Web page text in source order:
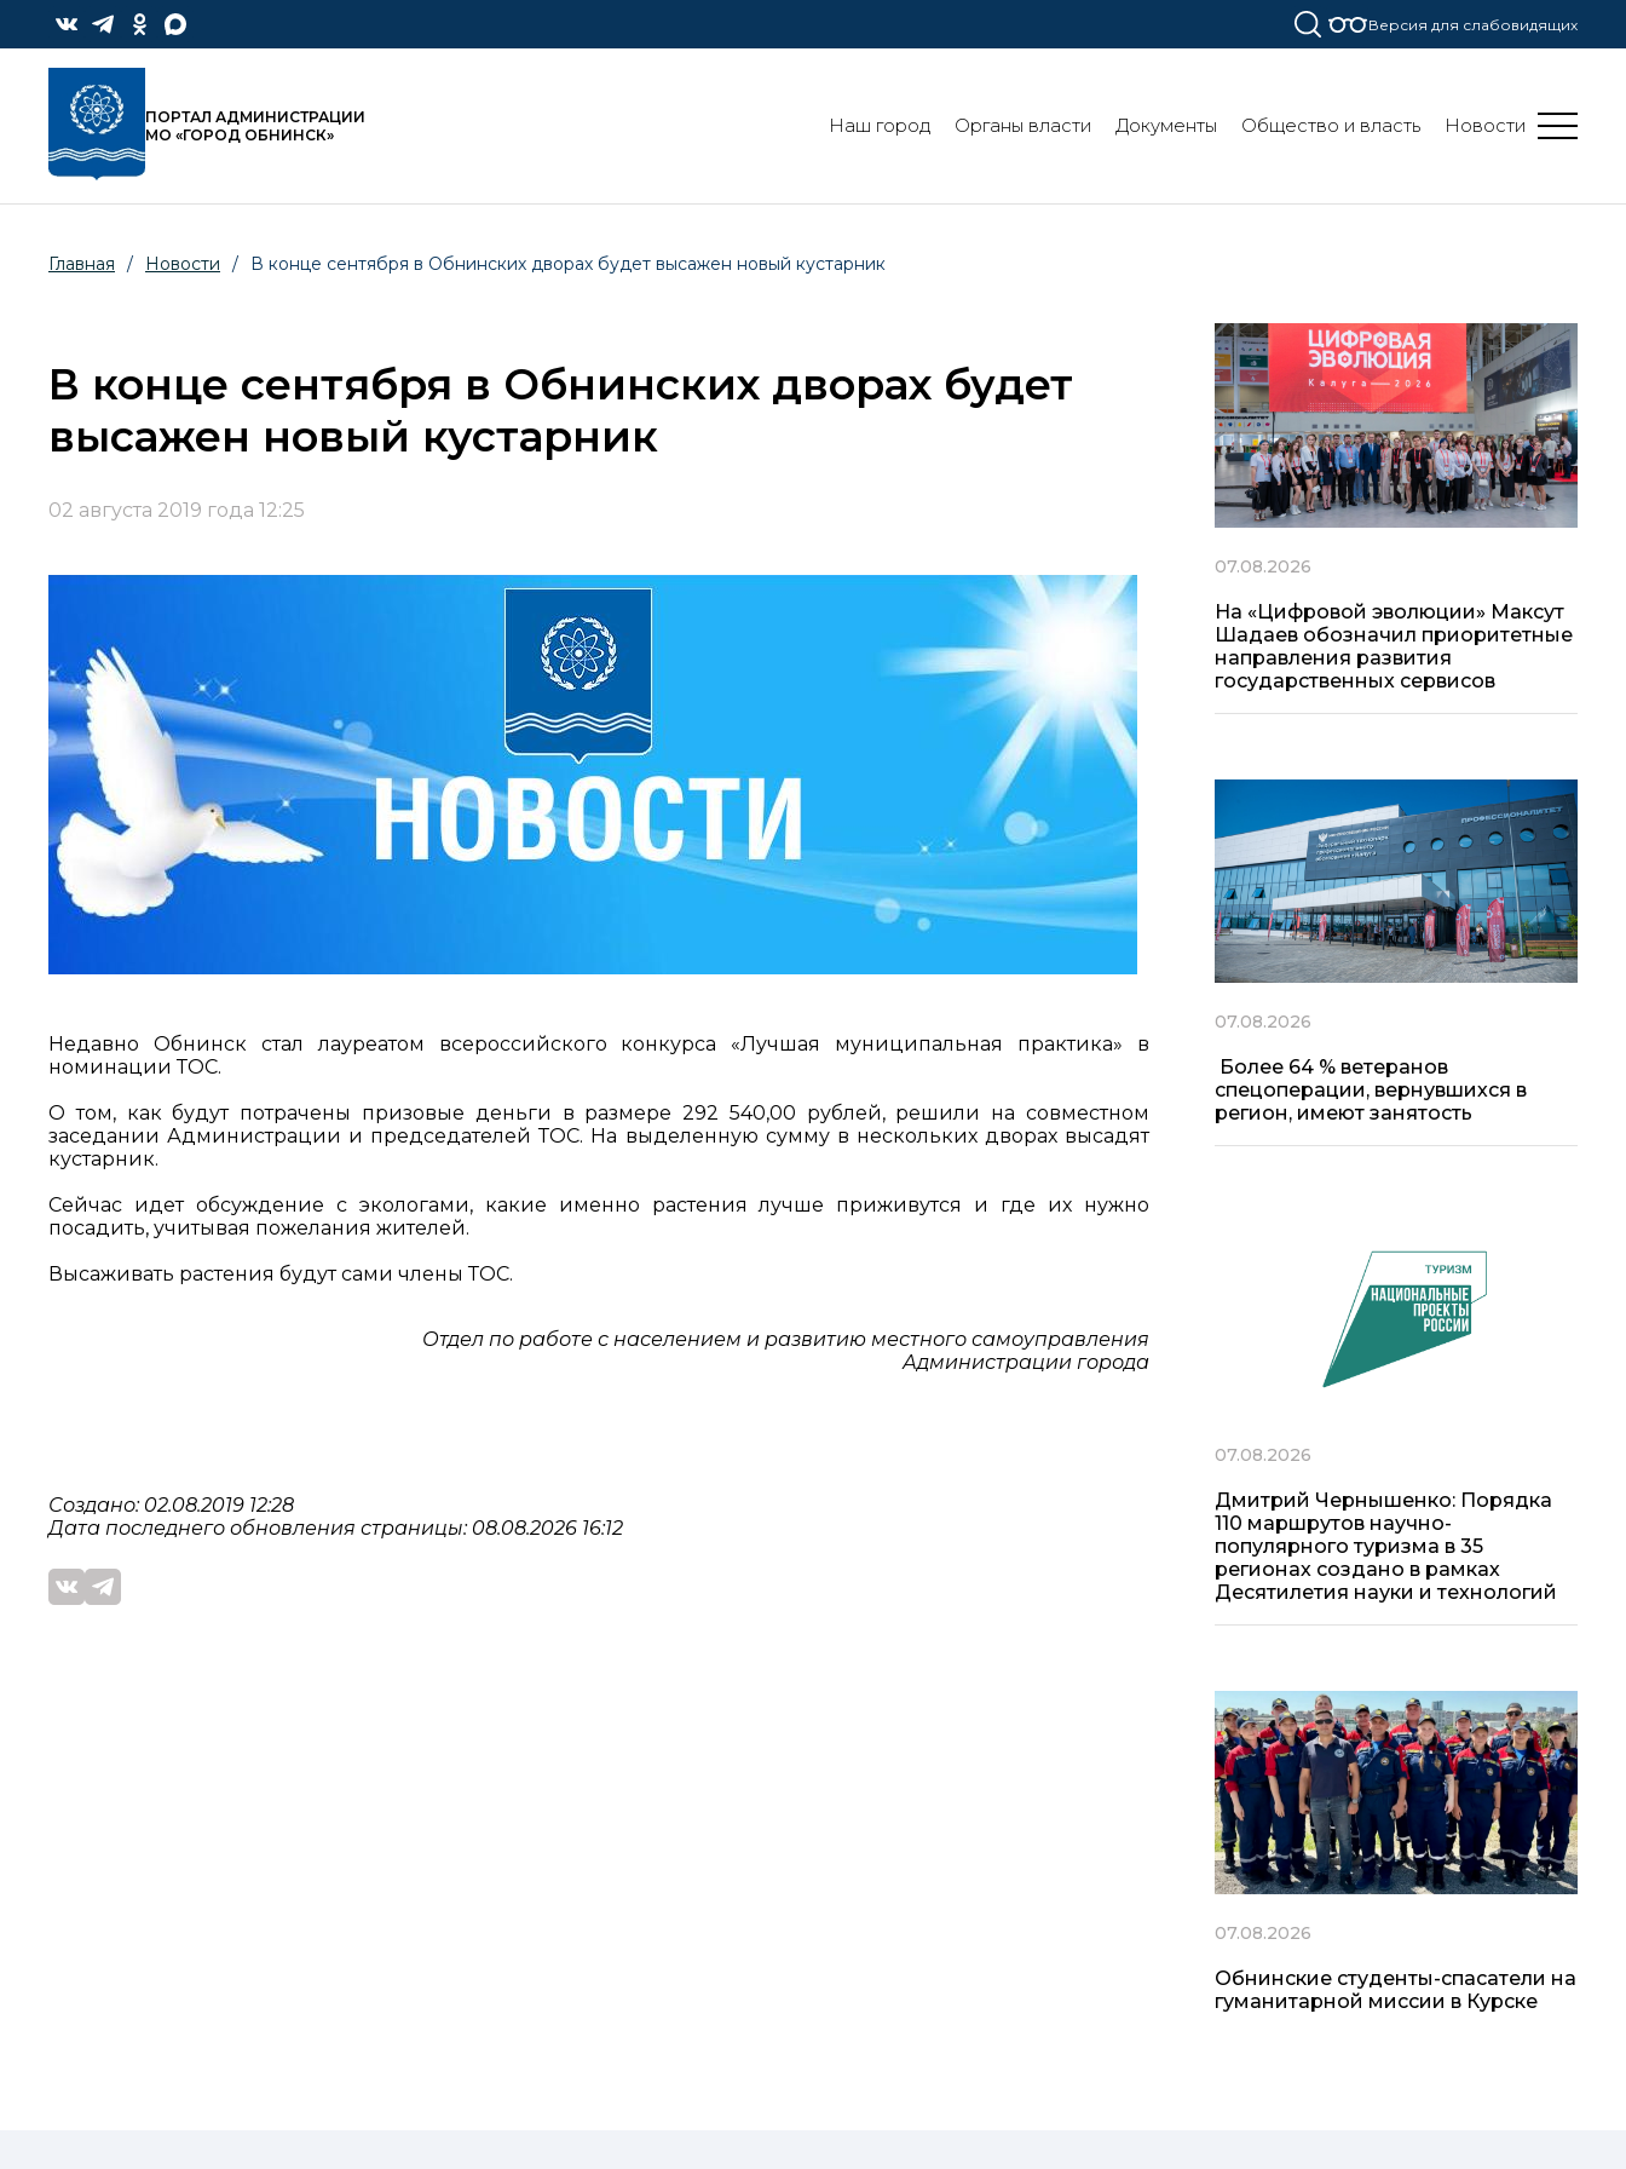
Версия для слабовидящих
ПОРТАЛ АДМИНИСТРАЦИИ
МО «ГОРОД ОБНИНСК»
Наш город Органы власти Документы Общество и власть Новости
Главная / Новости / В конце сентября в Обнинских дворах будет высажен новый кустарник
В конце сентября в Обнинских дворах будет
высажен новый кустарник
02 августа 2019 года 12:25
Недавно Обнинск стал лауреатом всероссийского конкурса «Лучшая муниципальная практика» в
номинации ТОС.
О том, как будут потрачены призовые деньги в размере 292 540,00 рублей, решили на совместном
заседании Администрации и председателей ТОС. На выделенную сумму в нескольких дворах высадят
кустарник.
Сейчас идет обсуждение с экологами, какие именно растения лучше приживутся и где их нужно
посадить, учитывая пожелания жителей.
Высаживать растения будут сами члены ТОС.
Отдел по работе с населением и развитию местного самоуправления
Администрации города
Создано: 02.08.2019 12:28
Дата последнего обновления страницы: 08.08.2026 16:12
07.08.2026
На «Цифровой эволюции» Максут
Шадаев обозначил приоритетные
направления развития
государственных сервисов
07.08.2026
Более 64 % ветеранов
спецоперации, вернувшихся в
регион, имеют занятость
07.08.2026
Дмитрий Чернышенко: Порядка
110 маршрутов научно-
популярного туризма в 35
регионах создано в рамках
Десятилетия науки и технологий
07.08.2026
Обнинские студенты-спасатели на
гуманитарной миссии в Курске